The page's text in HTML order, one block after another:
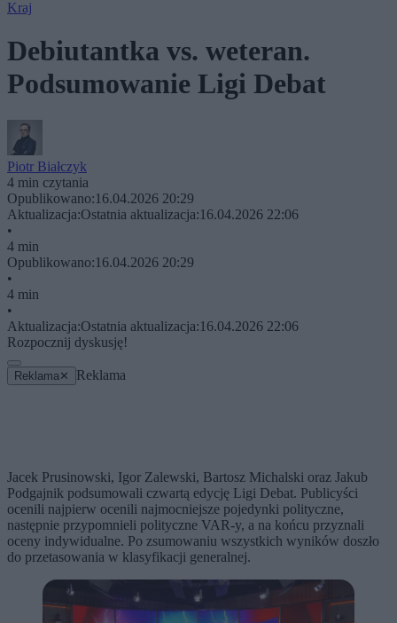
Kraj
Debiutantka vs. weteran.
Podsumowanie Ligi Debat
Piotr Białczyk
4 min czytania
Opublikowano:16.04.2026 20:29
Aktualizacja:Ostatnia aktualizacja:16.04.2026 22:06
•
4 min
Opublikowano:16.04.2026 20:29
•
4 min
•
Aktualizacja:Ostatnia aktualizacja:16.04.2026 22:06
Rozpocznij dyskusję!
Reklama ✕ Reklama
Jacek Prusinowski, Igor Zalewski, Bartosz Michalski oraz Jakub
Podgajnik podsumowali czwartą edycję Ligi Debat. Publicyści
ocenili najpierw ocenili najmocniejsze pojedynki polityczne,
następnie przypomnieli polityczne VAR-y, a na końcu przyznali
oceny indywidualne. Po zsumowaniu wszystkich wyników doszło
do przetasowania w klasyfikacji generalnej.